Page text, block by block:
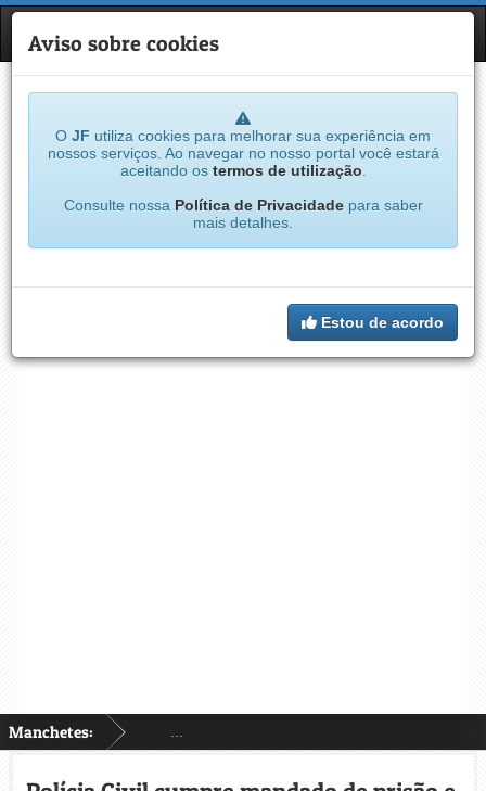
JF
Manchetes:
Aviso sobre cookies
O JF utiliza cookies para melhorar sua experiência em
nossos serviços. Ao navegar no nosso portal você estará
aceitando os termos de utilização
Consulte nossa Política de Privacidadepara saber
mais detalhes.
Estou de acordo